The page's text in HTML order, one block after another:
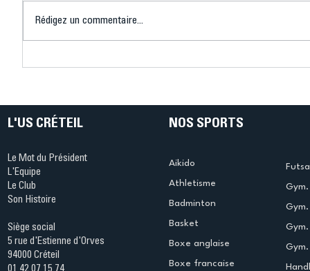
Rédigez un commentaire...
L'US CRÉTEIL
Le Mot du Président
L'Equipe
Le Club
Son Histoire
Siège social
5 rue d'Estienne d'Orves
94000 Créteil
NOS SPORTS
Aikido
Athletisme
Badminton
Basket
Boxe anglaise
Boxe francaise